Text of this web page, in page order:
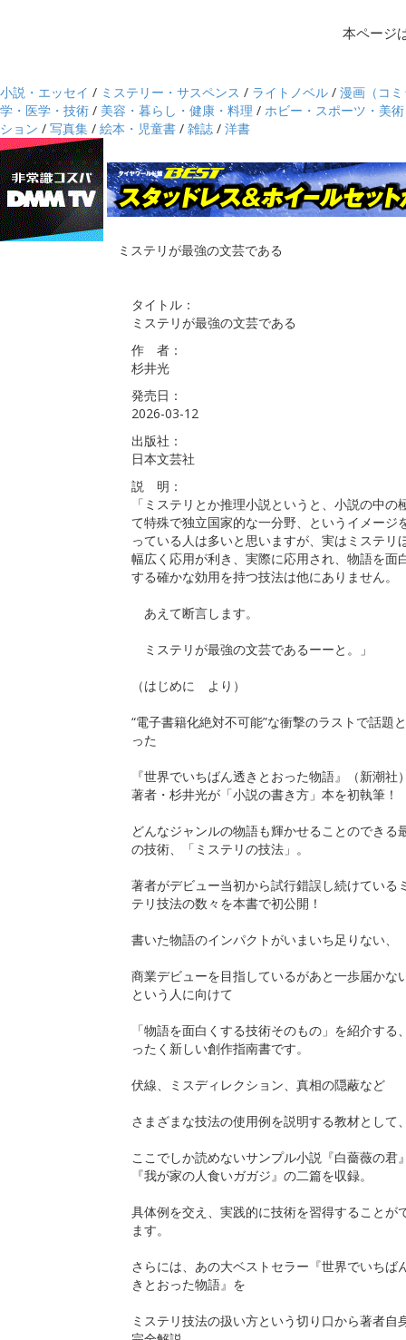
本ページ
小説・エッセイ / ミステリー・サスペンス / ライトノベル / 漫画（コ
学・医学・技術 / 美容・暮らし・健康・料理 / ホビー・スポーツ・美術
ション / 写真集 / 絵本・児童書 / 雑誌 / 洋書
ミステリが最強の文芸である
タイトル：
ミステリが最強の文芸である
作 者：
杉井光
発売日：
2026-03-12
出版社：
日本文芸社
説 明：
「ミステリとか推理小説というと、小説の中の
て特殊で独立国家的な一分野、というイメージ
っている人は多いと思いますが、実はミステリ
幅広く応用が利き、実際に応用され、物語を面
する確かな効用を持つ技法は他にありません。
あえて断言します。
ミステリが最強の文芸であるーーと。」
（はじめに より）
“電子書籍化絶対不可能”な衝撃のラストで話題
った
『世界でいちばん透きとおった物語』（新潮社
著者・杉井光が「小説の書き方」本を初執筆！
どんなジャンルの物語も輝かせることのできる
の技術、「ミステリの技法」。
著者がデビュー当初から試行錯誤し続けている
テリ技法の数々を本書で初公開！
書いた物語のインパクトがいまいち足りない、
商業デビューを目指しているがあと一歩届かな
という人に向けて
「物語を面白くする技術そのもの」を紹介する
ったく新しい創作指南書です。
伏線、ミスディレクション、真相の隠蔽など
さまざまな技法の使用例を説明する教材として
ここでしか読めないサンプル小説『白薔薇の君
『我が家の人食いガガジ』の二篇を収録。
具体例を交え、実践的に技術を習得することが
ます。
さらには、あの大ベストセラー『世界でいちば
きとおった物語』を
ミステリ技法の扱い方という切り口から著者自